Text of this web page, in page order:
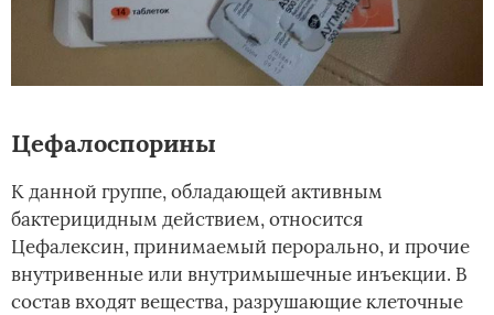
Цефалоспорины
К данной группе, обладающей активным
бактерицидным действием, относится
Цефалексин, принимаемый перорально, и прочие
внутривенные или внутримышечные инъекции. В
состав входят вещества, разрушающие клеточные